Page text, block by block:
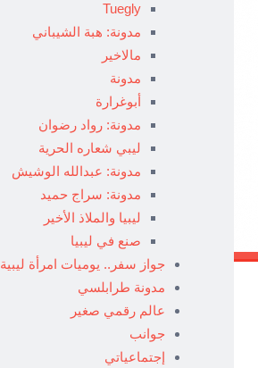
Tuegly
مدونة: هبة الشيباني
مالاخير
مدونة
أبوغرارة
مدونة: رواد رضوان
ليبي شعاره الحرية
مدونة: عبدالله الوشيش
مدونة: سراج حميد
ليبيا والملاذ الأخير
صنع في ليبيا
جواز سفر.. يوميات امرأة ليبية
مدونة طرابلسي
عالم رقمي صغير
جوانب
إجتماعياتي